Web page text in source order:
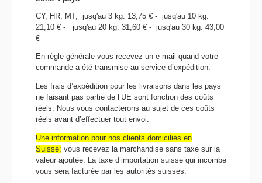
CY, HR, MT,
jusq'au 3 kg: 13,75 € - jusq'au 10 kg:
21,10 € -
jusq'au 20 kg. 31,60 € - jusq'au 30 kg: 43,00
€
En règle générale vous recevez un e-mail quand votre
commande a été transmise au service d’expédition.
Les frais d’expédition pour les livraisons dans les pays
ne faisant pas partie de l’UE sont fonction des coûts
réels. Nous vous contacterons au sujet de ces coûts
réels avant d’effectuer tout envoi.
Une information pour nos clients domiciliés en
Suisse: vous recevez la marchandise sans taxe sur la
valeur ajoutée. La taxe d’importation suisse qui incombe
vous sera facturée par les autorités suisses.